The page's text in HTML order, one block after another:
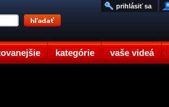
kategórie vaše videá
prihlásiť sa